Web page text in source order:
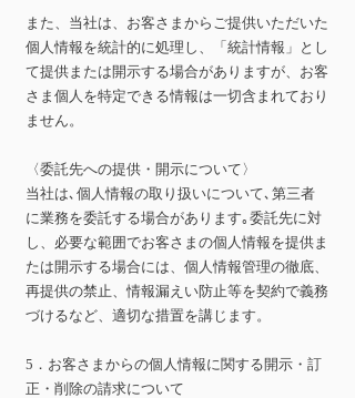
また、当社は、お客さまからご提供いただいた
個人情報を統計的に処理し、「統計情報」とし
て提供または開示する場合がありますが、お客
さま個人を特定できる情報は一切含まれており
ません。
〈委託先への提供・開示について〉
当社は､個人情報の取り扱いについて､第三者
に業務を委託する場合があります｡委託先に対
し、必要な範囲でお客さまの個人情報を提供ま
たは開示する場合には、個人情報管理の徹底、
再提供の禁止、情報漏えい防止等を契約で義務
づけるなど、適切な措置を講じます。
5．お客さまからの個人情報に関する開示・訂
正・削除の請求について